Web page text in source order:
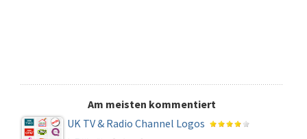
Am meisten kommentiert
UK TV & Radio Channel Logos